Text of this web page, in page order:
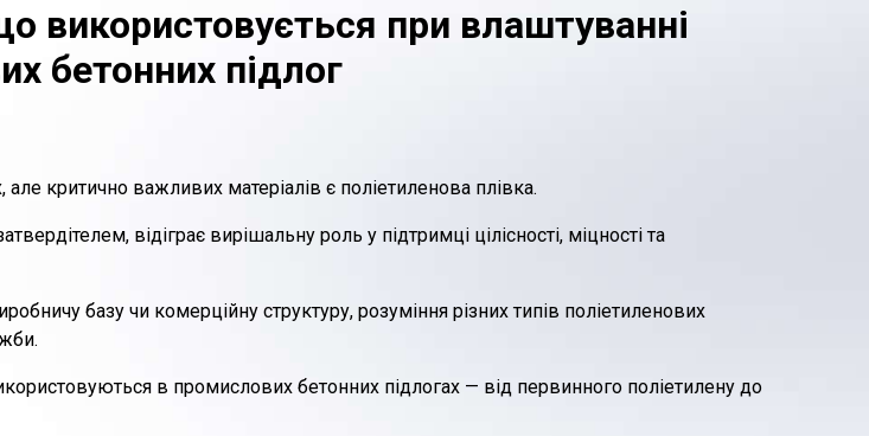
використовується при влаштуванні
бетонних підлог
критично важливих матеріалів є поліетиленова плівка.
відіграє вирішальну роль у підтримці цілісності, міцності та
базу чи комерційну структуру, розуміння різних типів поліетиленових
в промислових бетонних підлогах — від первинного поліетилену до